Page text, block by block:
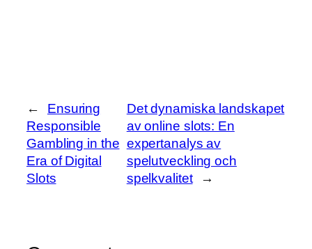
←
Ensuring
Responsible
Gambling in the
Era of Digital
Slots
Det dynamiska landskapet
av online slots: En
expertanalys av
spelutveckling och
spelkvalitet
→